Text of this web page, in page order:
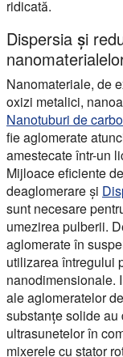
ridicată.
Dispersia și
Nanomateriale, de
oxizi metalici,
Nanotuburi de
fie aglomerate
amestecate într-un
Mijloace eficiente de
deaglomerare și
sunt necesare
umezirea pulberii.
aglomerate în
utilizarea întregului
nanodimensionale.
ale aglomeratelor
substanțe solide
ultrasunetelor în
mixerele cu stator